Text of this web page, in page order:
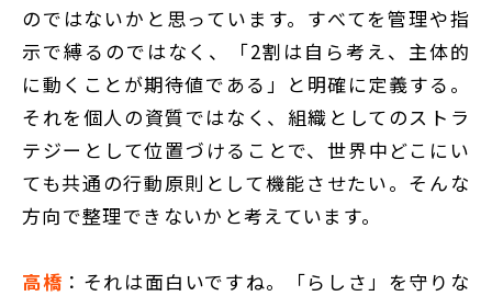
のではないかと思っています。すべてを管理や指
示で縛るのではなく、「2割は自ら考え、主体的
に動くことが期待値である」と明確に定義する。
それを個人の資質ではなく、組織としてのストラ
テジーとして位置づけることで、世界中どこにい
ても共通の行動原則として機能させたい。そんな
方向で整理できないかと考えています。
高橋 ：それは面白いですね。「らしさ」を守りな